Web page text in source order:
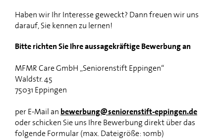
Haben wir Ihr Interesse geweckt? Dann freuen wir uns
darauf, Sie kennen zu lernen!
Bitte richten Sie Ihre aussagekräftige Bewerbung an
MFMR Care GmbH „Seniorenstift Eppingen“
Waldstr. 45
75031 Eppingen
per E-Mail an bewerbung@seniorenstift-eppingen.de
oder schicken Sie uns Ihre Bewerbung direkt über das
folgende Formular (max. Dateigröße: 10mb)